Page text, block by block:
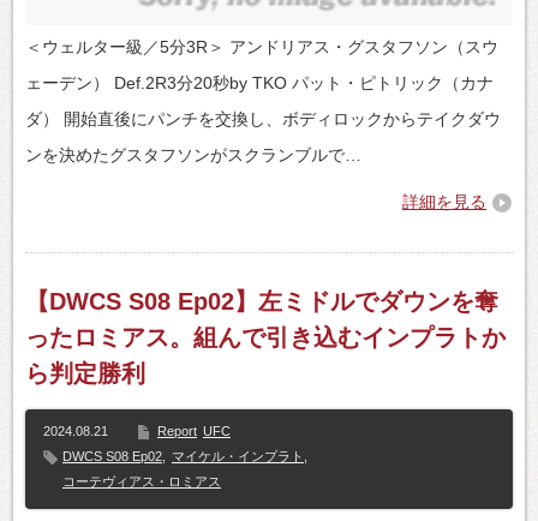
＜ウェルター級／5分3R＞ アンドリアス・グスタフソン（スウ
ェーデン） Def.2R3分20秒by TKO パット・ピトリック（カナ
ダ） 開始直後にパンチを交換し、ボディロックからテイクダウ
ンを決めたグスタフソンがスクランブルで…
詳細を見る
【DWCS S08 Ep02】左ミドルでダウンを奪
ったロミアス。組んで引き込むインプラトか
ら判定勝利
2024.08.21 Report UFC
DWCS S08 Ep02
マイケル・インプラト
コーテヴィアス・ロミアス